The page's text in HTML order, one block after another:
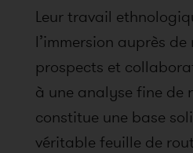
Leur travail
l’immersion auprès
prospects et
à une analyse fine de
constitue une base
véritable feuille de